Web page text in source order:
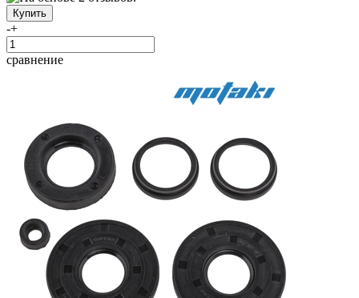
-+
сравнение